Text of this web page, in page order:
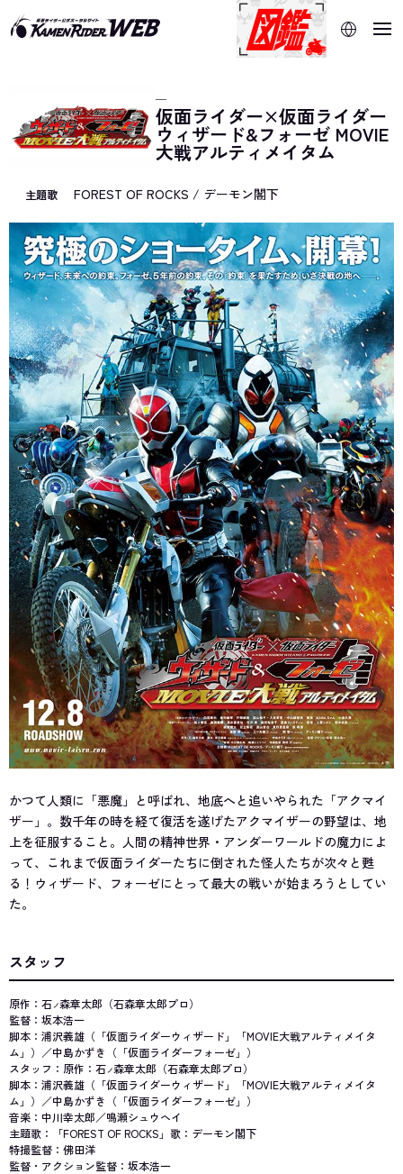
当サイトでは、機械的な自動翻訳サービスを使用していま
す。指定した言語に切り替わらないページは、ブラウザの翻
訳機能をご利用ください。
─
仮面ライダー×仮面ライダー
ウィザード&フォーゼ MOVIE
大戦アルティメイタム
主題歌 FOREST OF ROCKS / デーモン閣下
かつて人類に「悪魔」と呼ばれ、地底へと追いやられた「アクマイ
ザー」。数千年の時を経て復活を遂げたアクマイザーの野望は、地
上を征服すること。人間の精神世界・アンダーワールドの魔力によ
って、これまで仮面ライダーたちに倒された怪人たちが次々と甦
る！ウィザード、フォーゼにとって最大の戦いが始まろうとしてい
た。
スタッフ
原作：石ノ森章太郎（石森章太郎プロ）
監督：坂本浩一
脚本：浦沢義雄（「仮面ライダーウィザード」「MOVIE大戦アルティメイタ
ム」）／中島かずき（「仮面ライダーフォーゼ」）
スタッフ：原作：石ノ森章太郎（石森章太郎プロ）
脚本：浦沢義雄（「仮面ライダーウィザード」「MOVIE大戦アルティメイタ
ム」）／中島かずき（「仮面ライダーフォーゼ」）
音楽：中川幸太郎／鳴瀬シュウヘイ
主題歌：「FOREST OF ROCKS」歌：デーモン閣下
特撮監督：佛田洋
監督・アクション監督：坂本浩一